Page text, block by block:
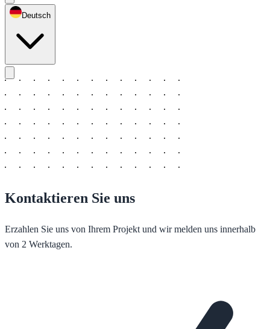
Deutsch
Kontaktieren Sie uns
Erzahlen Sie uns von Ihrem Projekt und wir melden uns innerhalb
von 2 Werktagen.